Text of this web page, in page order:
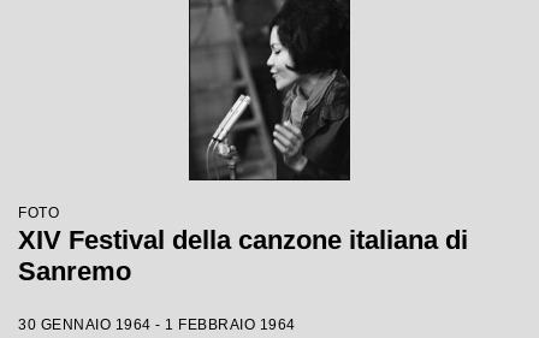
FOTO
XIV Festival della canzone italiana di
Sanremo
30 GENNAIO 1964 - 1 FEBBRAIO 1964